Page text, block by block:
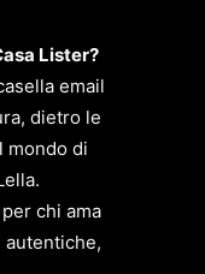
Lister?
email
dietro le
mondo di
chi ama
autentiche,